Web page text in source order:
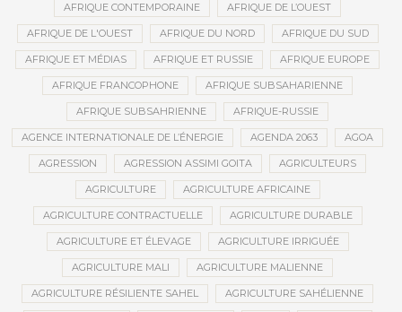
AFRIQUE CONTEMPORAINE AFRIQUE DE L’OUEST
AFRIQUE DE L'OUEST AFRIQUE DU NORD AFRIQUE DU SUD
AFRIQUE ET MÉDIAS AFRIQUE ET RUSSIE AFRIQUE EUROPE
AFRIQUE FRANCOPHONE AFRIQUE SUBSAHARIENNE
AFRIQUE SUBSAHRIENNE AFRIQUE-RUSSIE
AGENCE INTERNATIONALE DE L’ÉNERGIE AGENDA 2063 AGOA
AGRESSION AGRESSION ASSIMI GOITA AGRICULTEURS
AGRICULTURE AGRICULTURE AFRICAINE
AGRICULTURE CONTRACTUELLE AGRICULTURE DURABLE
AGRICULTURE ET ÉLEVAGE AGRICULTURE IRRIGUÉE
AGRICULTURE MALI AGRICULTURE MALIENNE
AGRICULTURE RÉSILIENTE SAHEL AGRICULTURE SAHÉLIENNE